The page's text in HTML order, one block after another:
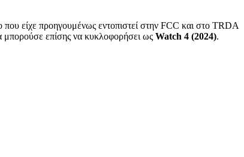
είχε προηγουμένως εντοπιστεί στην FCC και στο TRDA
μπορούσε επίσης να κυκλοφορήσει ως Watch 4 (2024).